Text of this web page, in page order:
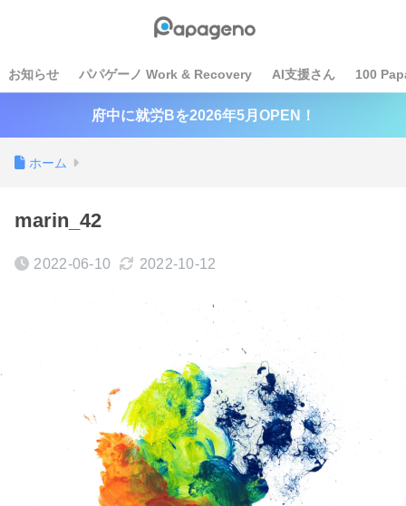
お知らせ パパゲーノ Work & Recovery AI支援さん 100
府中に就労Bを2026年5月OPEN！
ホーム
marin_42
2022-06-10 2022-10-12